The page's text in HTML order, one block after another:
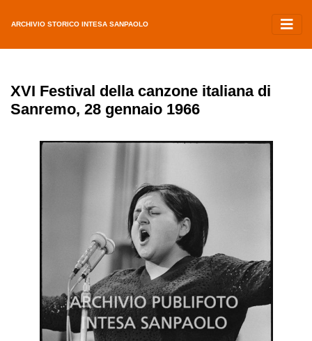
ARCHIVIO STORICO INTESA SANPAOLO
XVI Festival della canzone italiana di
Sanremo, 28 gennaio 1966